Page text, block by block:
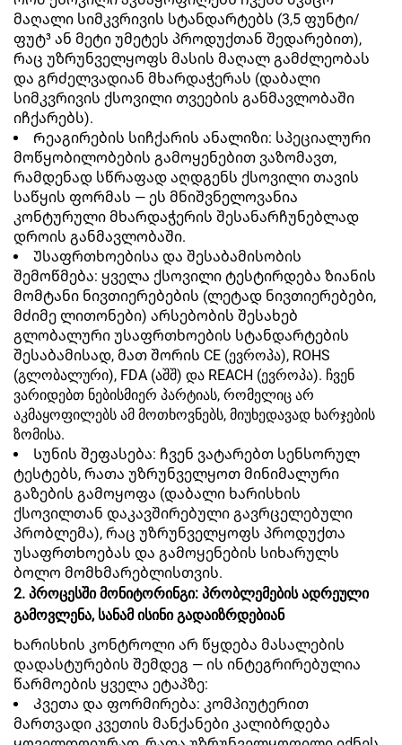
მაღალი სიმკვრივის სტანდარტებს (3,5 ფუნტი/
ფუტ³ ან მეტი უმეტეს პროდუქთან შედარებით),
რაც უზრუნველყოფს მასის მაღალ გამძლეობას
და გრძელვადიან მხარდაჭერას (დაბალი
სიმკვრივის ქსოვილი თვეების განმავლობაში
იჩქარებს).
Რეაგირების სიჩქარის ანალიზი: სპეციალური
მოწყობილობების გამოყენებით ვაზომავთ,
რამდენად სწრაფად აღდგენს ქსოვილი თავის
საწყის ფორმას — ეს მნიშვნელოვანია
კონტურული მხარდაჭერის შესანარჩუნებლად
დროის განმავლობაში.
Უსაფრთხოებისა და შესაბამისობის
შემოწმება: ყველა ქსოვილი ტესტირდება ზიანის
მომტანი ნივთიერებების (ლეტად ნივთიერებები,
მძიმე ლითონები) არსებობის შესახებ
გლობალური უსაფრთხოების სტანდარტების
შესაბამისად, მათ შორის CE (ევროპა), ROHS
(გლობალური), FDA (აშშ) და REACH (ევროპა). ჩვენ
ვარიდებთ ნებისმიერ პარტიას, რომელიც არ
აკმაყოფილებს ამ მოთხოვნებს, მიუხედავად ხარჯების
ზომისა.
Სუნის შეფასება: ჩვენ ვატარებთ სენსორულ
ტესტებს, რათა უზრუნველყოთ მინიმალური
გაზების გამოყოფა (დაბალი ხარისხის
ქსოვილთან დაკავშირებული გავრცელებული
პრობლემა), რაც უზრუნველყოფს პროდუქთა
უსაფრთხოებას და გამოყენების სიხარულს
ბოლო მომხმარებლისთვის.
2. პროცესში მონიტორინგი: პრობლემების ადრეული
გამოვლენა, სანამ ისინი გადაიზრდებიან
Ხარისხის კონტროლი არ წყდება მასალების
დადასტურების შემდეგ — ის ინტეგრირებულია
წარმოების ყველა ეტაპზე:
Კვეთა და ფორმირება: კომპიუტერით
მართვადი კვეთის მანქანები კალიბრდება